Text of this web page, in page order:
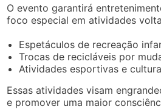
O evento garantirá
foco especial em atividades
Espetáculos de recreação
Trocas de recicláveis por
Atividades esportivas e
Essas atividades visam
e promover uma maior